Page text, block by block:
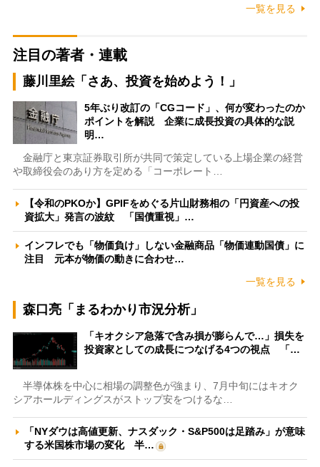
一覧を見る
注目の著者・連載
藤川里絵「さあ、投資を始めよう！」
5年ぶり改訂の「CGコード」、何が変わったのか
ポイントを解説 企業に成長投資の具体的な説
明…
金融庁と東京証券取引所が共同で策定している上場企業の経営
や取締役会のあり方を定める「コーポレート…
【令和のPKOか】GPIFをめぐる片山財務相の「円資産への投
資拡大」発言の波紋 「国債重視」…
インフレでも「物価負け」しない金融商品「物価連動国債」に
注目 元本が物価の動きに合わせ…
一覧を見る
森口亮「まるわかり市況分析」
「キオクシア急落で含み損が膨らんで…」損失を
投資家としての成長につなげる4つの視点 「…
半導体株を中心に相場の調整色が強まり、7月中旬にはキオク
シアホールディングスがストップ安をつけるな…
「NYダウは高値更新、ナスダック・S&P500は足踏み」が意味
する米国株市場の変化 半…